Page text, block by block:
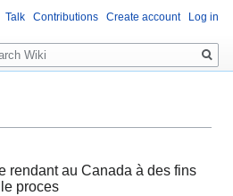
rendant au Canada à des fins
proces
Talk Contributions Create account Log in